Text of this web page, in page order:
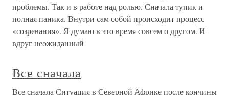
проблемы. Так и в работе над ролью. Сначала тупик и
полная паника. Внутри сам собой происходит процесс
«созревания». Я думаю в это время совсем о другом. И
вдруг неожиданный
Все сначала
Все сначала Ситуация в Северной Африке после кончины